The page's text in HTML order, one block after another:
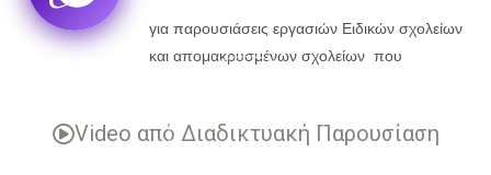
για παρουσιάσεις εργασιών Ειδικών σχολείων
και απομακρυσμένων σχολείων που
Video από Διαδικτυακή Παρουσίαση